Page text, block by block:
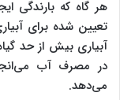
هر گاه که بارندگی
تعیین شده برای
آبیاری بیش از حد
در مصرف آب
می‌دهد.